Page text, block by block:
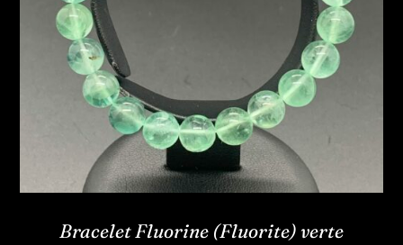
Bracelet Fluorine (Fluorite) verte